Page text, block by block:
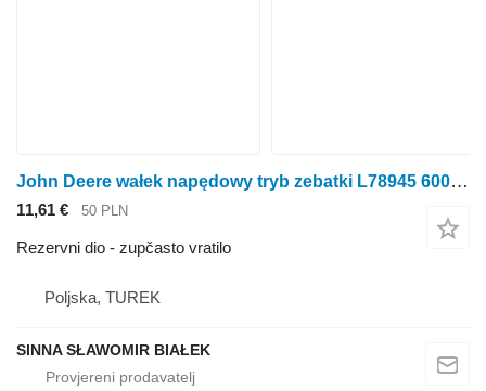
John Deere wałek napędowy tryb zebatki L78945 6000 ,6100 6200 6300 6400 65 zupčasto vratilo za John Deere 6000 ,6100 6200 6300 6400 65 traktora na kotačima
11,61 € 50 PLN
Rezervni dio - zupčasto vratilo
Poljska, TUREK
SINNA SŁAWOMIR BIAŁEK